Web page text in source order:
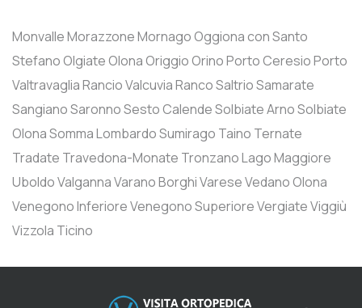
MonvalleMorazzoneMornago Oggiona con Santo
Stefano Olgiate Olona Origgio OrinoPorto CeresioPorto
ValtravagliaRancio ValcuviaRancoSaltrioSamarate
SangianoSaronnoSesto CalendeSolbiate ArnoSolbiate
OlonaSomma LombardoSumirago Taino Ternate
Tradate Travedona-Monate Tronzano Lago Maggiore
UboldoValgannaVarano BorghiVareseVedano Olona
Venegono InferioreVenegono SuperioreVergiateViggiù
Vizzola Ticino